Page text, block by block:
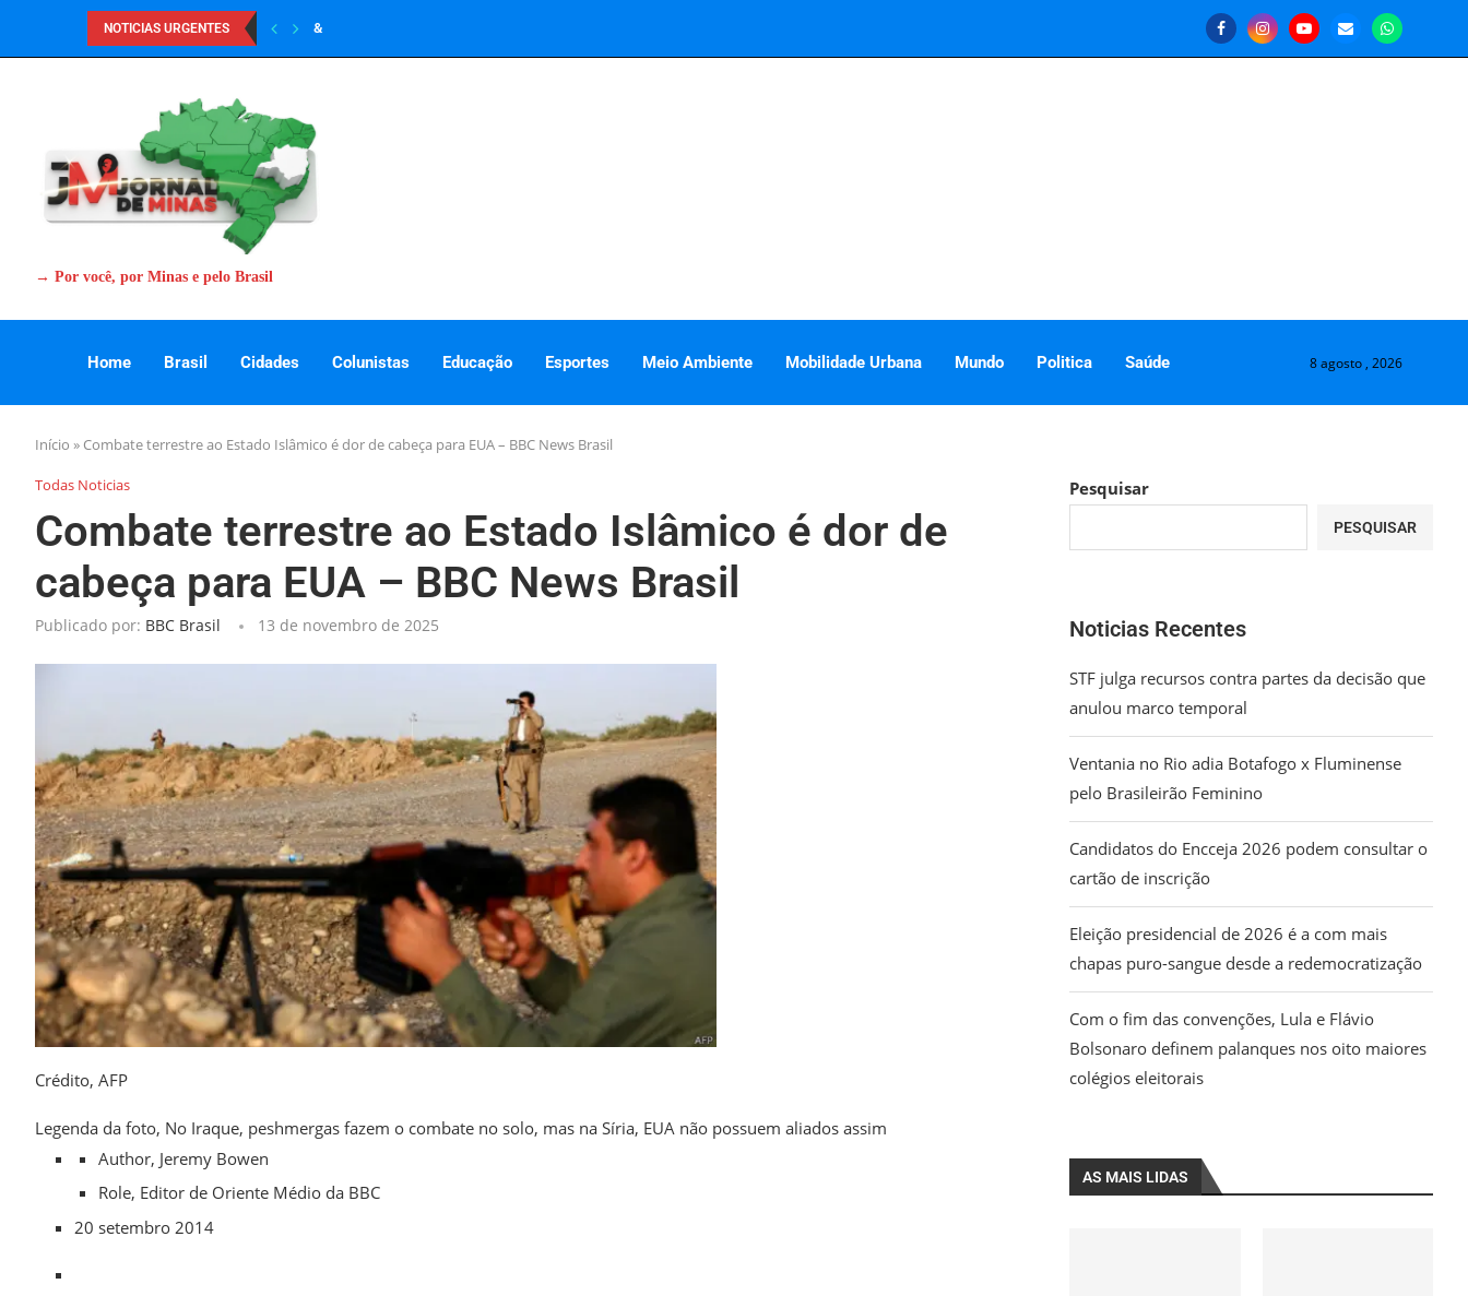
NOTICIAS URGENTES &
→ Por você, por Minas e pelo Brasil
Home Brasil Cidades Colunistas Educação Esportes Meio Ambiente Mobilidade Urbana Mundo Politica Saúde 8 agosto , 2026
Início » Combate terrestre ao Estado Islâmico é dor de cabeça para EUA – BBC News Brasil
Todas Noticias
Combate terrestre ao Estado Islâmico é dor de
cabeça para EUA – BBC News Brasil
Publicado por: BBC Brasil 13 de novembro de 2025
Crédito, AFP
Legenda da foto, No Iraque, peshmergas fazem o combate no solo, mas na Síria, EUA não possuem aliados assim
Author, Jeremy Bowen
Role, Editor de Oriente Médio da BBC
20 setembro 2014
Pesquisar
PESQUISAR
Noticias Recentes
STF julga recursos contra partes da decisão que
anulou marco temporal
Ventania no Rio adia Botafogo x Fluminense
pelo Brasileirão Feminino
Candidatos do Encceja 2026 podem consultar o
cartão de inscrição
Eleição presidencial de 2026 é a com mais
chapas puro-sangue desde a redemocratização
Com o fim das convenções, Lula e Flávio
Bolsonaro definem palanques nos oito maiores
colégios eleitorais
AS MAIS LIDAS